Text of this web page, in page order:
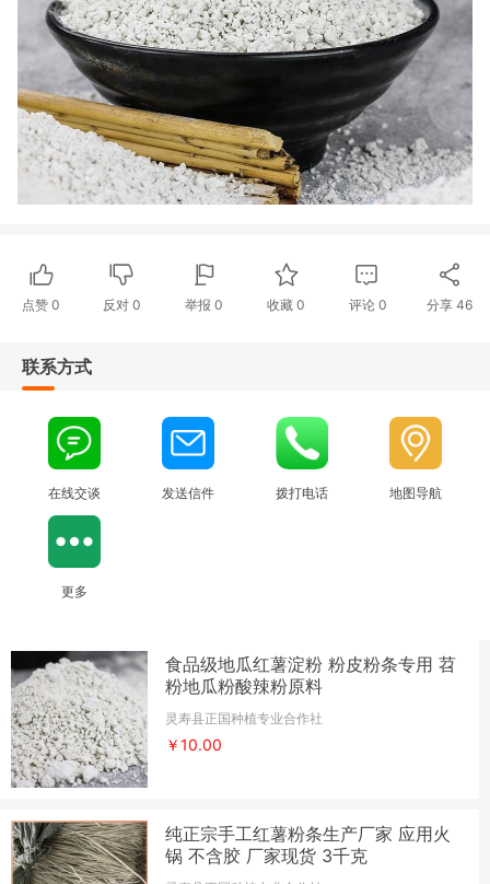
点赞 0 反对0 举报 0 收藏 0 评论 0 分享 46
联系方式
在线交谈 发送信件 拨打电话 地图导航
更多
食品级地瓜红薯淀粉 粉皮粉条专用 苕
粉地瓜粉酸辣粉原料
灵寿县正国种植专业合作社
￥10.00
纯正宗手工红薯粉条生产厂家 应用火
锅 不含胶 厂家现货 3千克